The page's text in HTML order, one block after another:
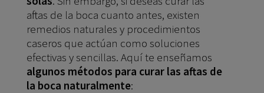
aftas de la boca cuanto antes, existen
remedios naturales y procedimientos
caseros que actúan como soluciones
efectivas y sencillas. Aquí te enseñamos
algunos métodos para curar las aftas de
la boca naturalmente: